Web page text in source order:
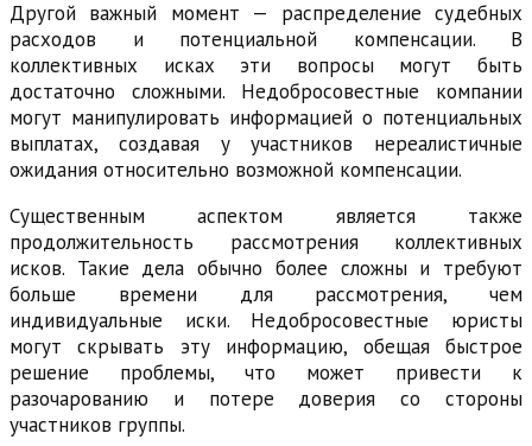
Другой важный момент — распределение судебных
расходов и потенциальной компенсации. В
коллективных исках эти вопросы могут быть
достаточно сложными. Недобросовестные компании
могут манипулировать информацией о потенциальных
выплатах, создавая у участников нереалистичные
ожидания относительно возможной компенсации.
Существенным аспектом является также
продолжительность рассмотрения коллективных
исков. Такие дела обычно более сложны и требуют
больше времени для рассмотрения, чем
индивидуальные иски. Недобросовестные юристы
могут скрывать эту информацию, обещая быстрое
решение проблемы, что может привести к
разочарованию и потере доверия со стороны
участников группы.